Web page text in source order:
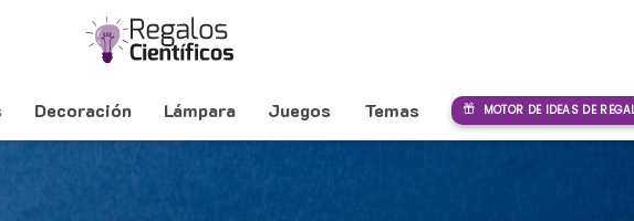
Decoración Lámpara Juegos Temas MOTOR DE IDEAS DE